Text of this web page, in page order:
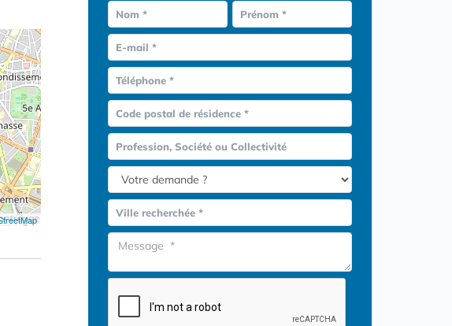
Nom * Prénom *
E-mail *
Téléphone *
Code postal de résidence *
Profession, Société ou Collectivité
Ville recherchée *